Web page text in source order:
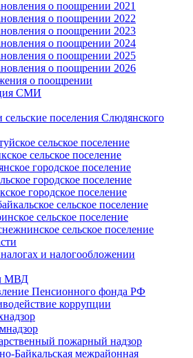
о поощрении 2021
о поощрении 2022
о поощрении 2023
о поощрении 2024
о поощрении 2025
о поощрении 2026
о поощрении
СМИ
сельские поселения Слюдянского
сельское поселение
сельское поселение
городское поселение
городское поселение
городское поселение
сельское поселение
сельское поселение
сельское поселение
и налогообложении
МВД
Пенсионного фонда РФ
коррупции
пожарный надзор
Байкальская межрайонная